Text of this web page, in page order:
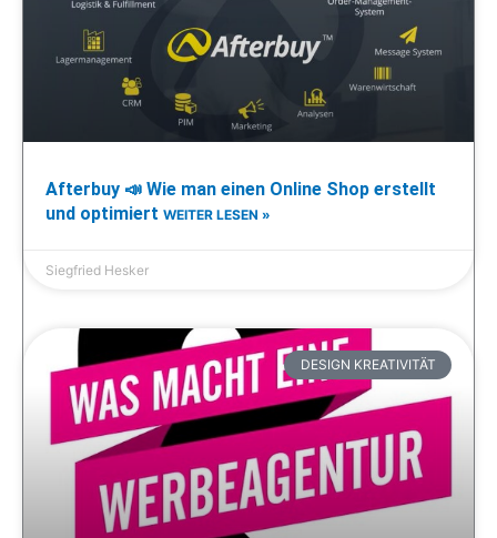
Afterbuy 📣 Wie man einen Online Shop erstellt
und optimiert WEITER LESEN »
Siegfried Hesker
DESIGN KREATIVITÄT